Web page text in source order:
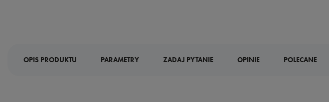
OPIS PRODUKTU PARAMETRY ZADAJ PYTANIE OPINIE POLECANE